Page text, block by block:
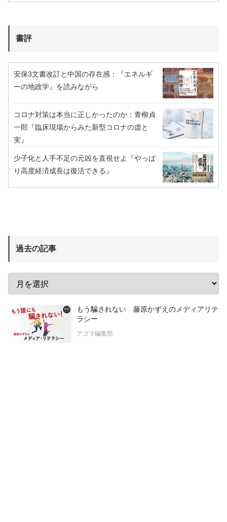
書評
安保3文書改訂と中国の存在感：『エネルギ
ーの地政学』を読みながら
コロナ対策は本当に正しかったのか：青柳貞
一郎『臨床現場からみた新型コロナの虚と
実』
少子化と人手不足の元凶を直視せよ『やっぱ
り高度経済成長は復活できる』
過去の記事
もう騙されない 藤原かずえのメディアリテ
ラシー
アゴラ編集部